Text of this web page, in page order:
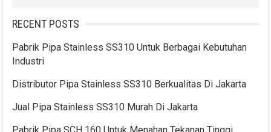
RECENT POSTS
Pabrik Pipa Stainless SS310 Untuk Berbagai Kebutuhan
Industri
Distributor Pipa Stainless SS310 Berkualitas Di Jakarta
Jual Pipa Stainless SS310 Murah Di Jakarta